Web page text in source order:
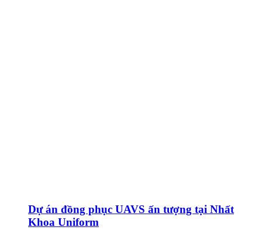
Dự án đồng phục UAVS ấn tượng tại Nhất
Khoa Uniform